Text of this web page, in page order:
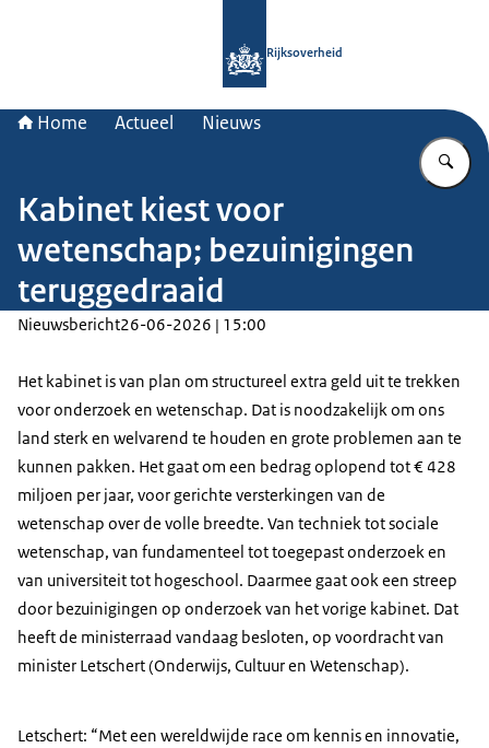
Rijksoverheid
Home Actueel Nieuws
Kabinet kiest voor
wetenschap; bezuinigingen
teruggedraaid
Nieuwsbericht26-06-2026 | 15:00
Het kabinet is van plan om structureel extra geld uit te trekken
voor onderzoek en wetenschap. Dat is noodzakelijk om ons
land sterk en welvarend te houden en grote problemen aan te
kunnen pakken. Het gaat om een bedrag oplopend tot € 428
miljoen per jaar, voor gerichte versterkingen van de
wetenschap over de volle breedte. Van techniek tot sociale
wetenschap, van fundamenteel tot toegepast onderzoek en
van universiteit tot hogeschool. Daarmee gaat ook een streep
door bezuinigingen op onderzoek van het vorige kabinet. Dat
heeft de ministerraad vandaag besloten, op voordracht van
minister Letschert (Onderwijs, Cultuur en Wetenschap).
Letschert: “Met een wereldwijde race om kennis en innovatie,